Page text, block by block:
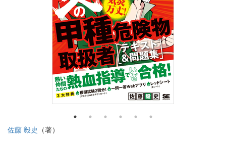
佐藤 毅史
（著）